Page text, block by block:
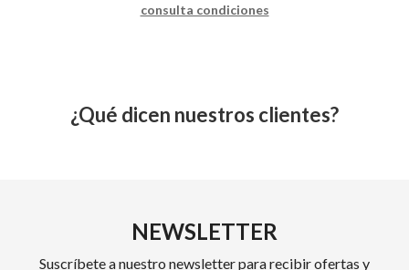
consulta condiciones
¿Qué dicen nuestros clientes?
NEWSLETTER
Suscríbete a nuestro newsletter para recibir ofertas y